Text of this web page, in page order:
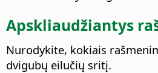
Apskliaudžiantys
Nurodykite, kokiais
dvigubų eilučių sritį.